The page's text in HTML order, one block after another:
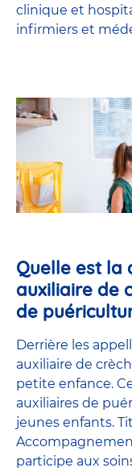
clinique et
infirmiers et
Quelle est la
auxiliaire de
de
Derrière les
auxiliaire de
petite enfance.
auxiliaires de
jeunes enfants.
participe aux